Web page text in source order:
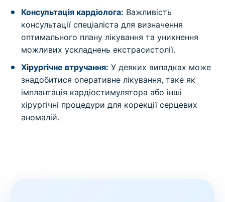
Консультація кардіолога: Важливість
консультації спеціаліста для визначення
оптимального плану лікування та уникнення
можливих ускладнень екстрасистолії.
Хірургічне втручання: У деяких випадках може
знадобитися оперативне лікування, таке як
імплантація кардіостимулятора або інші
хірургічні процедури для корекції серцевих
аномалій.